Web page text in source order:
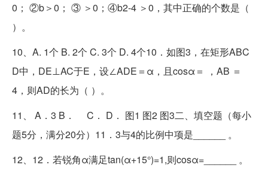
0； ②b＞0； ③ ＞0；④b2-4 ＞0，其中正确的个数是（
）。
10、A. 1个 B. 2个 C. 3个 D. 4个10．如图3，在矩形ABC
D中，DE⊥AC于E，设∠ADE＝α，且cosα＝ ，AB ＝
4，则AD的长为（ ）。
11、 A．3 B． C． D． 图1 图2 图3二、填空题（每小
题5分，满分20分）11．3与4的比例中项是______ 。
12、12．若锐角α满足tan(α+15°)=1,则cosα=______ 。